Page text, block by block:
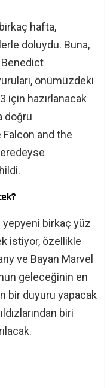
hafta,
doluydu. Buna,
Benedict
önümüzdeki
için hazırlanacak
doğru
Falcon and the
birkaç yüz
istiyor, özellikle
ve Bayan Marvel
geleceğinin en
bir duyuru yapacak
biri